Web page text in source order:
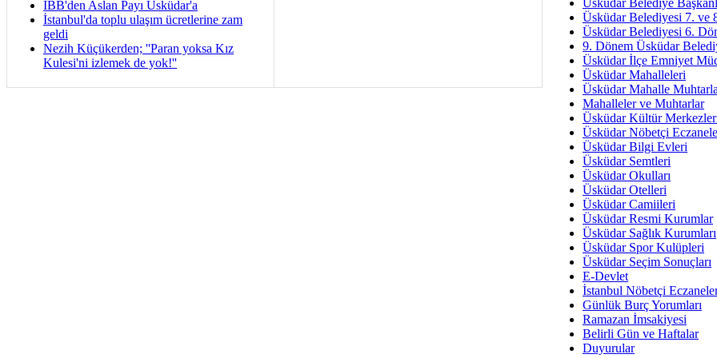
İBB'den Aslan Payı Üsküdar'a
İstanbul'da toplu ulaşım ücretlerine zam
geldi
Nezih Küçükerden; ''Paran yoksa Kız
Kulesi'ni izlemek de yok!''
İmar Sorunlarının Genel
Arakan
Bayramın
Ruhsal
Üsküdar
Üsküdar Belediye
Üsküdar Belediyesi 7. ve
Üsküdar Belediyesi 6.
9. Dönem Üsküdar
Üsküdar İlçe Emniyet
Üsküdar Mahalleleri
Üsküdar Mahalle
Mahalleler ve Muhtarlar
Üsküdar Kültür
Üsküdar Nöbetçi
Üsküdar Bilgi Evleri
Üsküdar Semtleri
Üsküdar Okulları
Üsküdar Otelleri
Üsküdar Camiileri
Üsküdar Resmi Kurumlar
Üsküdar Sağlık Kurumları
Üsküdar Spor Kulüpleri
Üsküdar Seçim Sonuçları
E-Devlet
İstanbul Nöbetçi
Günlük Burç Yorumları
Ramazan İmsakiyesi
Belirli Gün ve Haftalar
Duyurular